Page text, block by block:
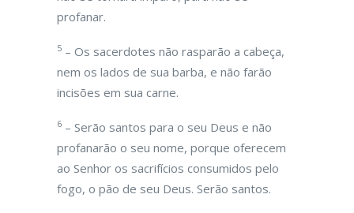
profanar.
5 – Os sacerdotes não rasparão a cabeça,
nem os lados de sua barba, e não farão
incisões em sua carne.
6 – Serão santos para o seu Deus e não
profanarão o seu nome, porque oferecem
ao Senhor os sacrifícios consumidos pelo
fogo, o pão de seu Deus. Serão santos.